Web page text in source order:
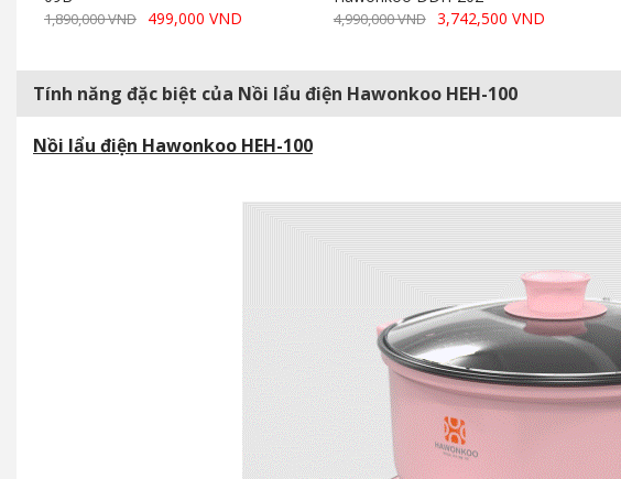
1,890,000 VND 499,000 VND 4,990,000 VND 3,742,500 VND
Tính năng đặc biệt của Nồi lẩu điện Hawonkoo HEH-100
Nồi lẩu điện Hawonkoo HEH-100